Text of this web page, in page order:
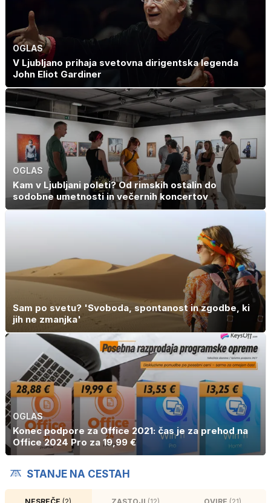
OGLAS
V Ljubljano prihaja svetovna dirigentska legenda
John Eliot Gardiner
OGLAS
Kam v Ljubljani poleti? Od rimskih ostalin do
sodobne umetnosti in večernih koncertov
Sam po svetu? 'Svoboda, spontanost in zgodbe, ki
jih ne zmanjka'
OGLAS
Konec podpore za Office 2021: čas je za prehod na
Office 2024 Pro za 19,99 €
STANJE NA CESTAH